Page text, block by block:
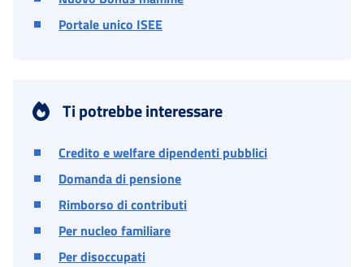
Portale unico ISEE
Ti potrebbe interessare
Credito e welfare dipendenti pubblici
Domanda di pensione
Rimborso di contributi
Per nucleo familiare
Per disoccupati